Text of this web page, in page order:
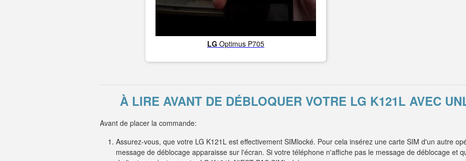
LG Optimus P705
À LIRE AVANT DE DÉBLOQUER VOTRE LG K121L AVEC
Avant de placer la commande:
Assurez-vous, que votre LG K121L est effectivement SIMlocké. Pour cela insérez une carte SIM d'un autre
message de déblocage apparaisse sur l'écran. Si votre téléphone n'affiche pas le message de déblocage et